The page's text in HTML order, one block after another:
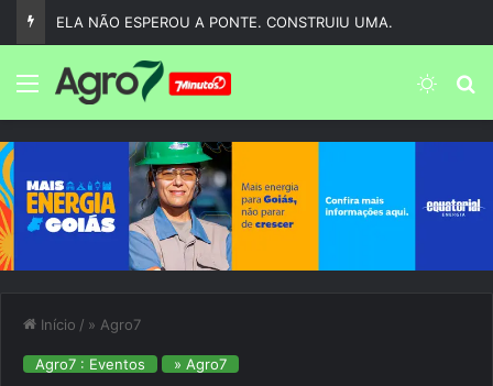
ELA NÃO ESPEROU A PONTE. CONSTRUIU UMA.
Menu
Início / » Agro7
Agro7 : Eventos » Agro7